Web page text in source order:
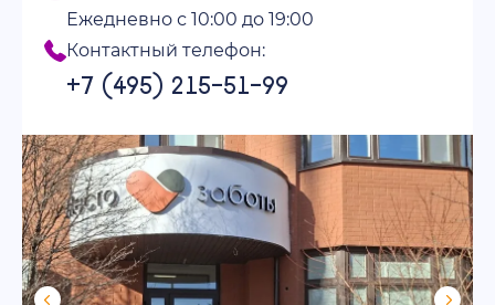
Ежедневно с 10:00 до 19:00
Контактный телефон:
+7 (495) 215-51-99